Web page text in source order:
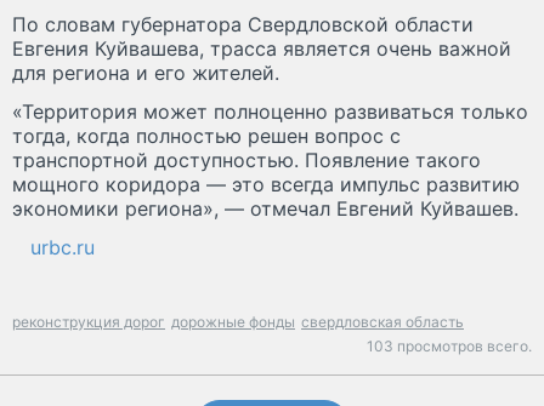
По словам губернатора Свердловской области
Евгения Куйвашева, трасса является очень важной
для региона и его жителей.
«Территория может полноценно развиваться только
тогда, когда полностью решен вопрос с
транспортной доступностью. Появление такого
мощного коридора — это всегда импульс развитию
экономики региона», — отмечал Евгений Куйвашев.
urbc.ru
реконструкция дорог дорожные фонды свердловская область
103 просмотров всего.